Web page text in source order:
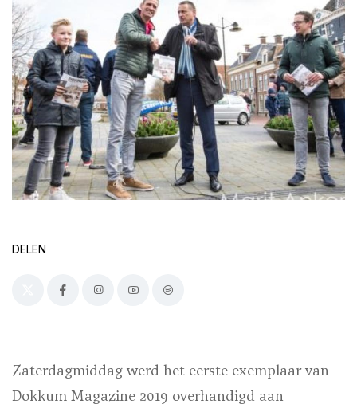
DELEN
Zaterdagmiddag werd het eerste exemplaar van
Dokkum Magazine 2019 overhandigd aan